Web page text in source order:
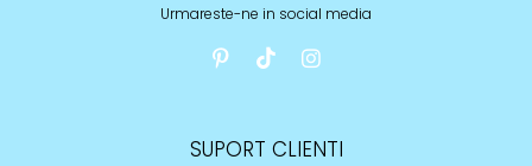
Urmareste-ne in social media
SUPORT CLIENTI